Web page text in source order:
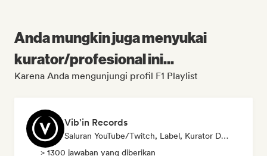
Anda mungkin juga menyukai
kurator/profesional ini...
Karena Anda mengunjungi profil F1 Playlist
Vib'in Records
Saluran YouTube/Twitch, Label, Kurator Daftar Putar, Penerbit
> 1300 jawaban yang diberikan